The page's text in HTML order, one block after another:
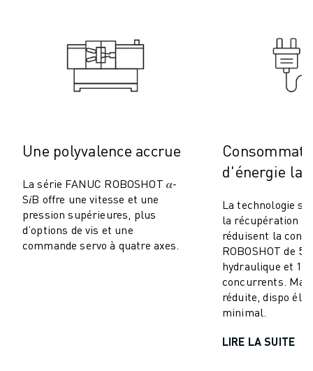
ENTRETIEN DES MACHINES
MANUTENTION
DÉCOUPAGE PAR FIL EDM
TÉMOIGNAGES
SERVICE CLIENTÈLE
SERVICE CLIENTÈLE
FANUC PLANS
TERRAIN ET MAINTENANCE
Une polyvalence accrue
La série FANUC ROBOSHOT 𝛼-
S𝑖B offre une vitesse et une
pression supérieures, plus
d’options de vis et une
commande servo à quatre axes.
d'énergie la
La technologie
la récupération
réduisent la
ROBOSHOT de
hydraulique et
concurrents.
réduite, dispo
minimal.
LIRE LA SUITE